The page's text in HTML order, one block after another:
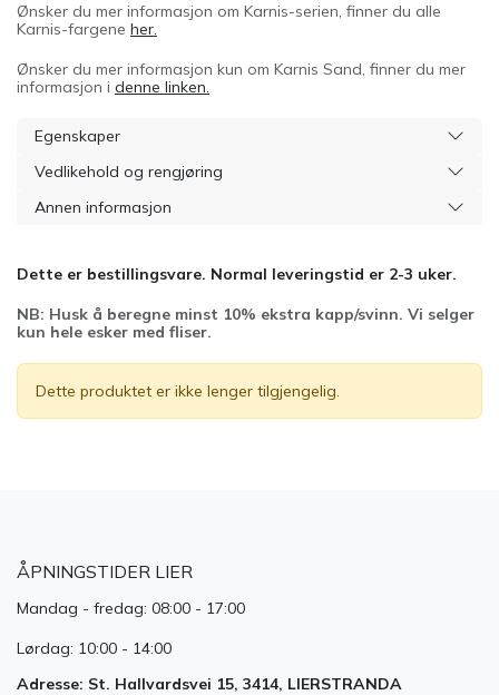
Ønsker du mer informasjon om Karnis-serien, finner du alle
Karnis-fargene her.
Ønsker du mer informasjon kun om Karnis Sand, finner du mer
informasjon i denne linken.
Egenskaper
Vedlikehold og rengjøring
Annen informasjon
Dette er bestillingsvare. Normal leveringstid er 2-3 uker.
NB: Husk å beregne minst 10% ekstra kapp/svinn. Vi selger
kun hele esker med fliser.
Dette produktet er ikke lenger tilgjengelig.
ÅPNINGSTIDER LIER
Mandag - fredag: 08:00 - 17:00
Lørdag: 10:00 - 14:00
Adresse: St. Hallvardsvei 15, 3414, LIERSTRANDA